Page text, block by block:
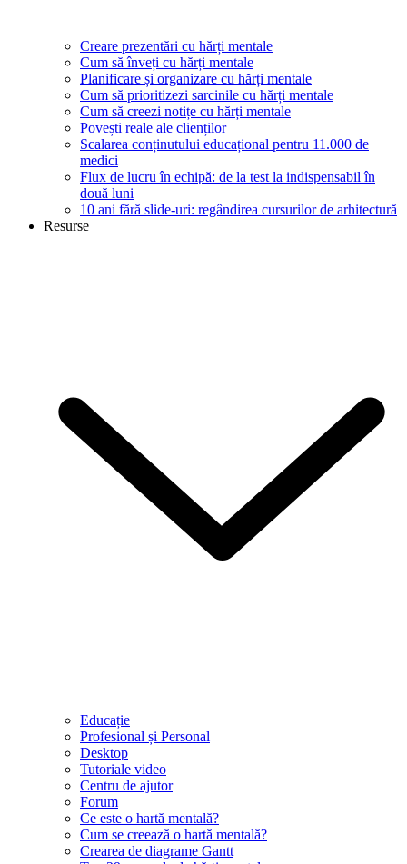
Creare prezentări cu hărți mentale
Cum să înveți cu hărți mentale
Planificare și organizare cu hărți mentale
Cum să prioritizezi sarcinile cu hărți mentale
Cum să creezi notițe cu hărți mentale
Povești reale ale clienților
Scalarea conținutului educațional pentru 11.000 de
medici
Flux de lucru în echipă: de la test la indispensabil în
două luni
10 ani fără slide-uri: regândirea cursurilor de arhitectură
Resurse
Educație
Profesional și Personal
Desktop
Tutoriale video
Centru de ajutor
Forum
Ce este o hartă mentală?
Cum se creează o hartă mentală?
Crearea de diagrame Gantt